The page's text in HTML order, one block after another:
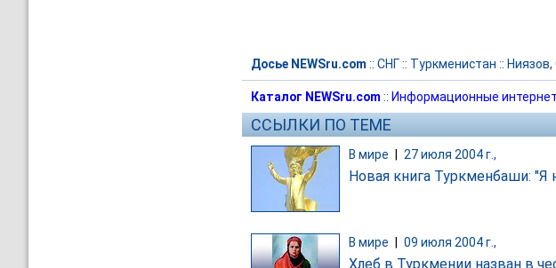
Досье NEWSru.com :: СНГ:: Туркменистан ::
Каталог NEWSru.com :: Информационные
ССЫЛКИ ПО ТЕМЕ
В мире 27 июля 2004 г.,
Новая книга Туркменбаши: "Я
В мире 09 июля 2004 г.,
Хлеб в Туркмении назван в